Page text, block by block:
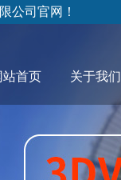
公司官网！
站首页 关于我们